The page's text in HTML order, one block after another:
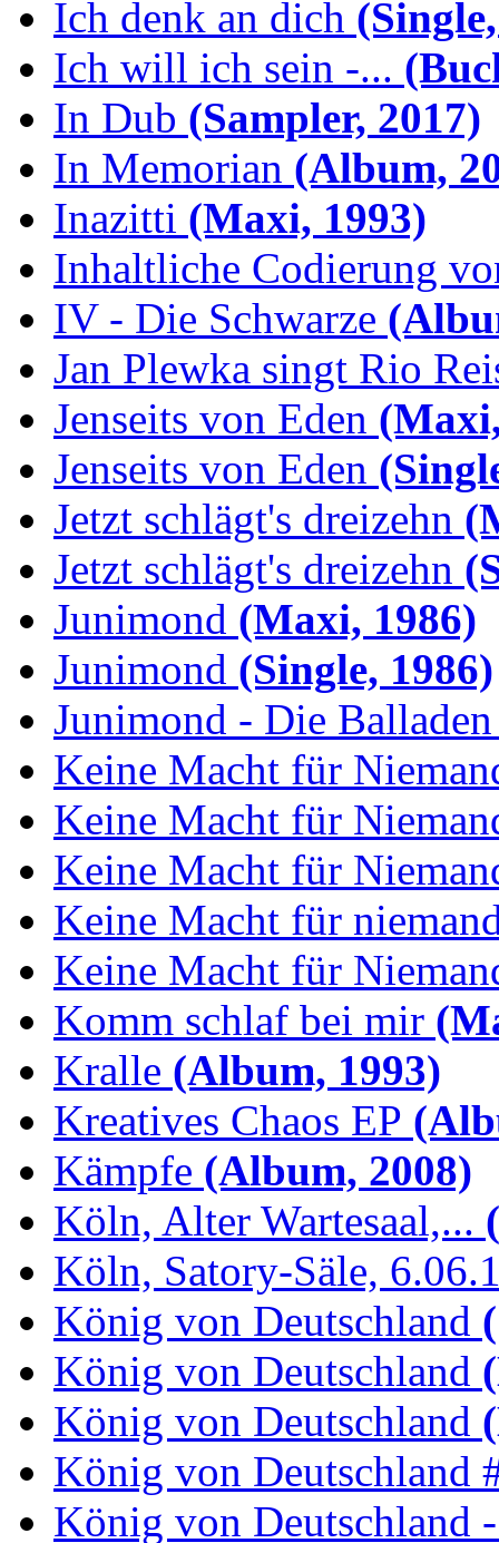
Ich denk an dich
Ich will ich sein -...
In Dub (Sampler, 2017)
In Memorian (Album,
Inazitti (Maxi, 1993)
Inhaltliche Codierung
IV - Die Schwarze
Jan Plewka singt Rio
Jenseits von Eden
Jenseits von Eden
Jetzt schlägt's dreizehn
Jetzt schlägt's dreizehn
Junimond (Maxi, 1986)
Junimond (Single, 1986)
Junimond - Die Balladen
Keine Macht für
Keine Macht für
Keine Macht für
Keine Macht für
Keine Macht für
Komm schlaf bei mir
Kralle (Album, 1993)
Kreatives Chaos EP
Kämpfe (Album, 2008)
Köln, Alter Wartesaal,...
Köln, Satory-Säle,
König von Deutschland
König von Deutschland
König von Deutschland
König von Deutschland
König von Deutschland